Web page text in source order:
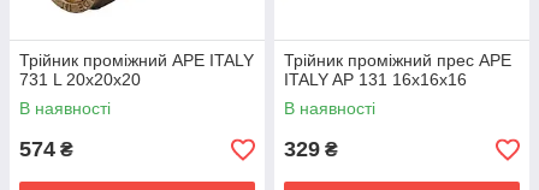
Трійник проміжний APE ITALY
731 L 20x20x20
В наявності
574 ₴
Трійник проміжний прес APE
ITALY AP 131 16х16х16
В наявності
329 ₴